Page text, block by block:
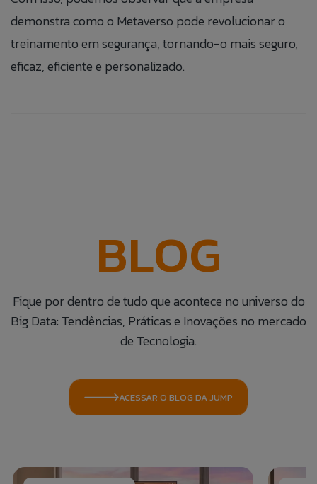
demonstra como o Metaverso pode revolucionar o
treinamento em segurança, tornando-o mais seguro,
eficaz, eficiente e personalizado.
BLOG
Fique por dentro de tudo que acontece no universo do
Big Data: Tendências, Práticas e Inovações no mercado
de Tecnologia.
ACESSAR O BLOG DA JUMP